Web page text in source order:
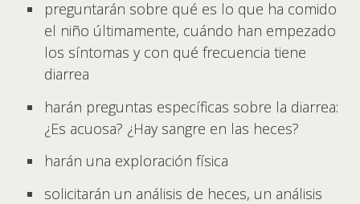
preguntarán sobre qué es lo que ha comido
el niño últimamente, cuándo han empezado
los síntomas y con qué frecuencia tiene
diarrea
harán preguntas específicas sobre la diarrea:
¿Es acuosa? ¿Hay sangre en las heces?
harán una exploración física
solicitarán un análisis de heces, un análisis